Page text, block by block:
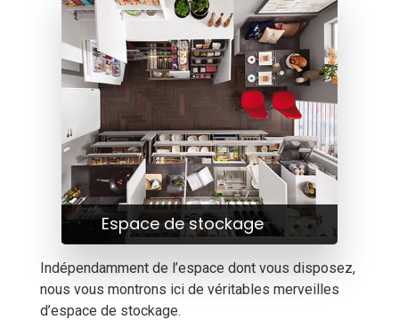
Espace de stockage
Indépendamment de l’espace dont vous disposez,
nous vous montrons ici de véritables merveilles
d’espace de stockage.